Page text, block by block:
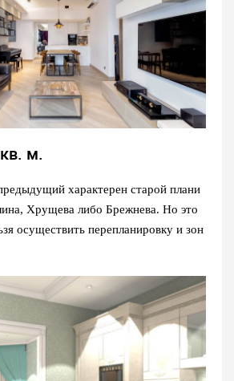
м.
характерен старой плани
Хрущева либо Брежнева. Но это
осуществить перепланировку и зон